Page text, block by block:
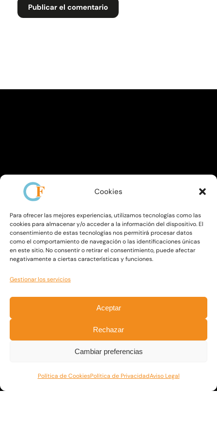
Cookies
Para ofrecer las mejores experiencias, utilizamos tecnologías como las
cookies para almacenar y/o acceder a la información del dispositivo. El
consentimiento de estas tecnologías nos permitirá procesar datos
como el comportamiento de navegación o las identificaciones únicas
en este sitio. No consentir o retirar el consentimiento, puede afectar
negativamente a ciertas características y funciones.
Gestionar los servicios
Aceptar
Rechazar
Cambiar preferencias
Política de CookiesPolítica de PrivacidadAviso Legal
Somos un grupo de asesores financieros con una larga
trayectoria en el mundo empresarial, que nos dedicamos a la
educación financiera de particulares y empresarios.
Fb./ Ig.
Menú
Nosotros